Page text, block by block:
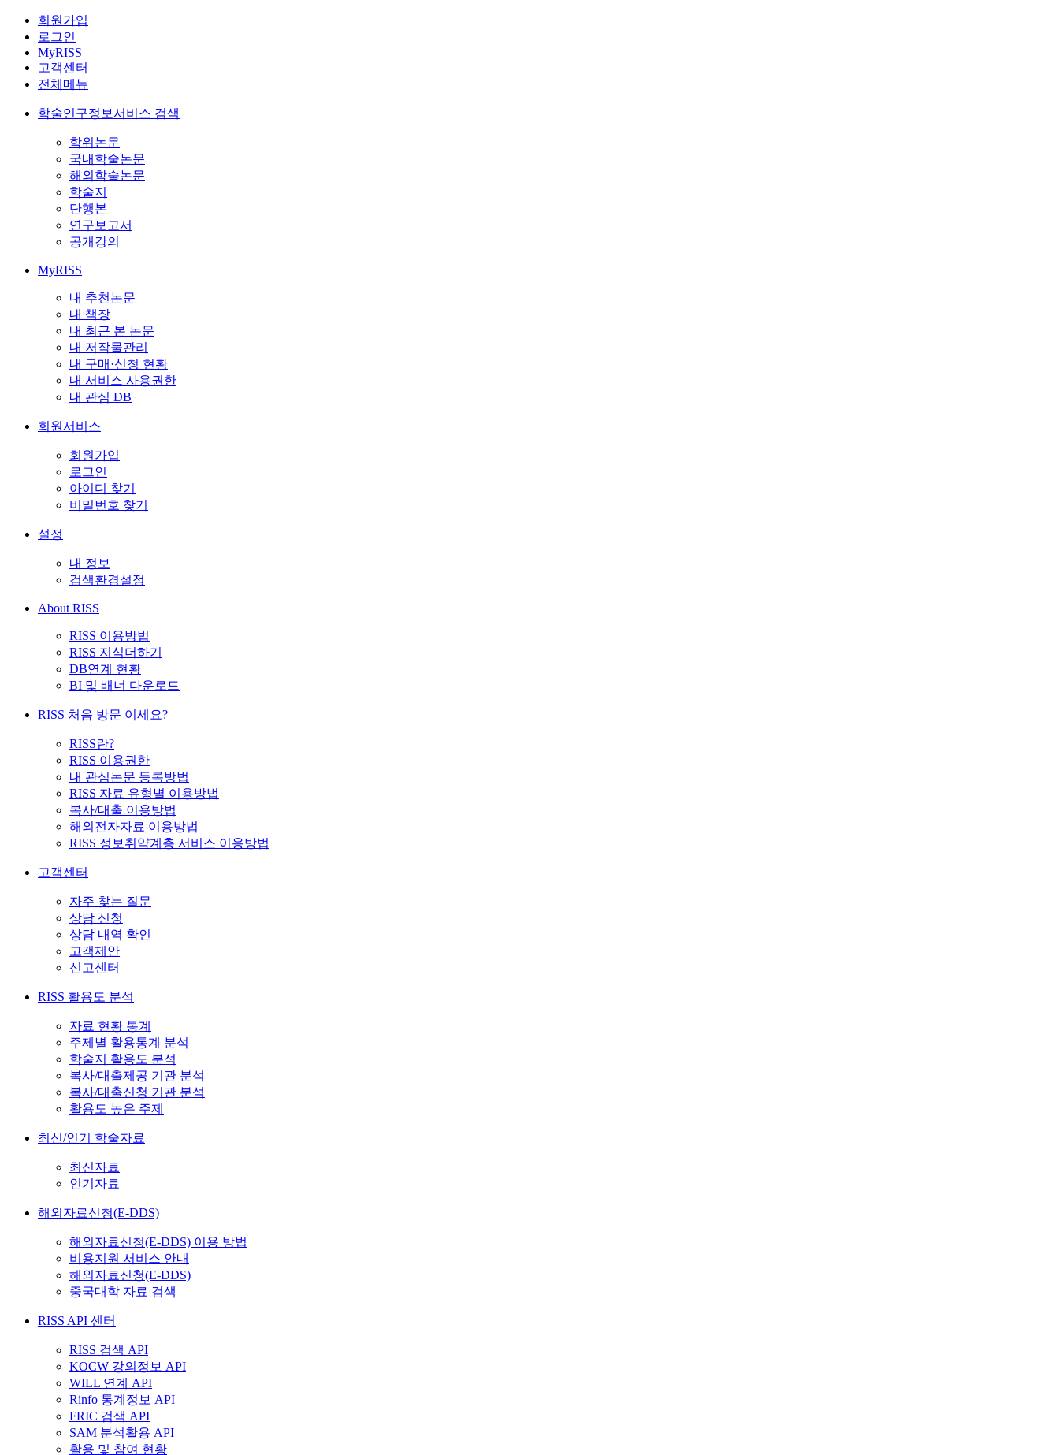
회원가입
로그인
MyRISS
고객센터
전체메뉴
학술연구정보서비스 검색
학위논문
국내학술논문
해외학술논문
학술지
단행본
연구보고서
공개강의
MyRISS
내 추천논문
내 책장
내 최근 본 논문
내 저작물관리
내 구매·신청 현황
내 서비스 사용권한
내 관심 DB
회원서비스
회원가입
로그인
아이디 찾기
비밀번호 찾기
설정
내 정보
검색환경설정
About RISS
RISS 이용방법
RISS 지식더하기
DB연계 현황
BI 및 배너 다운로드
RISS 처음 방문 이세요?
RISS란?
RISS 이용권한
내 관심논문 등록방법
RISS 자료 유형별 이용방법
복사/대출 이용방법
해외전자자료 이용방법
RISS 정보취약계층 서비스 이용방법
고객센터
자주 찾는 질문
상담 신청
상담 내역 확인
고객제안
신고센터
RISS 활용도 분석
자료 현황 통계
주제별 활용통계 분석
학술지 활용도 분석
복사/대출제공 기관 분석
복사/대출신청 기관 분석
활용도 높은 주제
최신/인기 학술자료
최신자료
인기자료
해외자료신청(E-DDS)
해외자료신청(E-DDS) 이용 방법
비용지원 서비스 안내
해외자료신청(E-DDS)
중국대학 자료 검색
RISS API 센터
RISS 검색 API
KOCW 강의정보 API
WILL 연계 API
Rinfo 통계정보 API
FRIC 검색 API
SAM 분석활용 API
활용 및 참여 현황